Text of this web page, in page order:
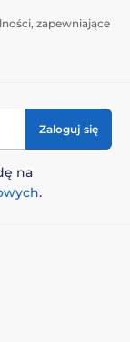
zapewniające
Zaloguj się
na
.